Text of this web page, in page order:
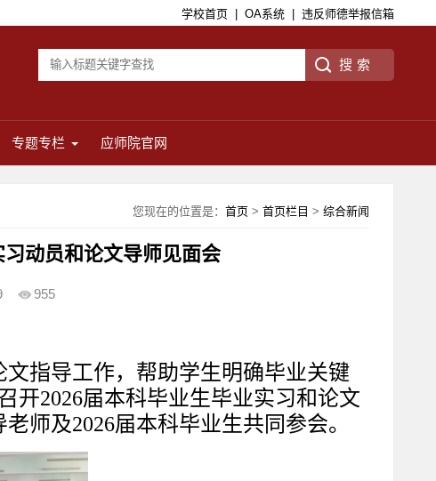
学校首页 OA系统 违反师德举报信箱
专题专栏 应师院官网
您现在的位置是： 首页 > 首页栏目 > 综合新闻
动员和论文导师见面会
955
指导工作，帮助学生明确毕业关键
开2026届本科毕业生毕业实习和论文
老师及2026届本科毕业生共同参会。